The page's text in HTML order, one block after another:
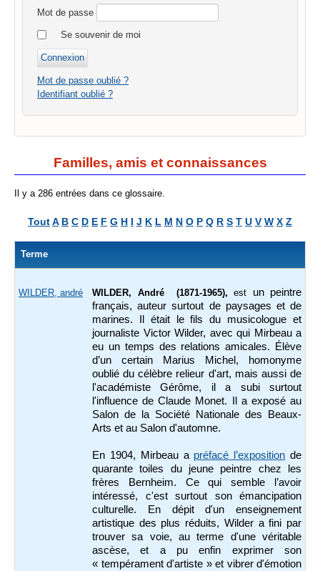
Mot de passe
Se souvenir de moi
Mot de passe oublié ?
Identifiant oublié ?
Familles, amis et connaissances
Il y a 286 entrées dans ce glossaire.
ToutA B C D E F G H I J K L M N O P Q R S T U V W X Z
Terme
WILDER, andré WILDER, André (1871-1965), est un peintre
français, auteur surtout de paysages et de
marines. Il était le fils du musicologue et
journaliste Victor Wilder, avec qui Mirbeau a
eu un temps des relations amicales. Élève
d’un certain Marius Michel, homonyme
oublié du célèbre relieur d'art, mais aussi de
l'académiste Gérôme, il a subi surtout
l'influence de Claude Monet. Il a exposé au
Salon de la Société Nationale des Beaux-
Arts et au Salon d'automne.
En 1904, Mirbeau a préfacé l’exposition de
quarante toiles du jeune peintre chez les
frères Bernheim. Ce qui semble l’avoir
intéressé, c'est surtout son émancipation
culturelle. En dépit d'un enseignement
artistique des plus réduits, Wilder a fini par
trouver sa voie, au terme d'une véritable
ascèse, et a pu enfin exprimer son
« tempérament d'artiste » et vibrer d'émotion